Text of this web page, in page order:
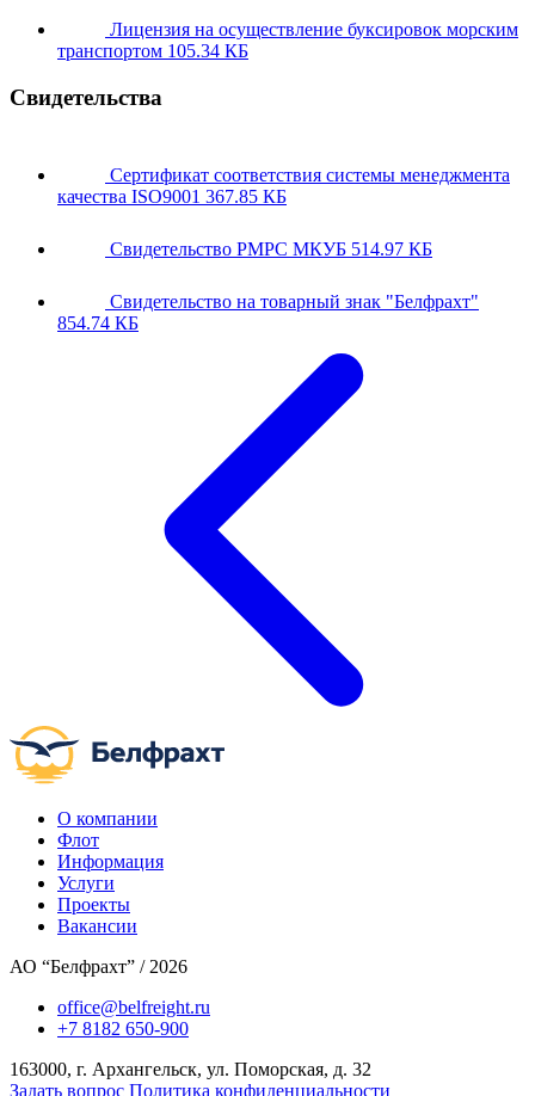
Лицензия на осуществление буксировок морским
транспортом 105.34 КБ
Свидетельства
Сертификат соответствия системы менеджмента
качества ISO9001 367.85 КБ
Свидетельство РМРС МКУБ 514.97 КБ
Свидетельство на товарный знак "Белфрахт"
854.74 КБ
О компании
Флот
Информация
Услуги
Проекты
Вакансии
АО “Белфрахт” / 2026
office@belfreight.ru
+7 8182 650-900
163000, г. Архангельск, ул. Поморская, д. 32
Задать вопрос Политика конфиденциальности